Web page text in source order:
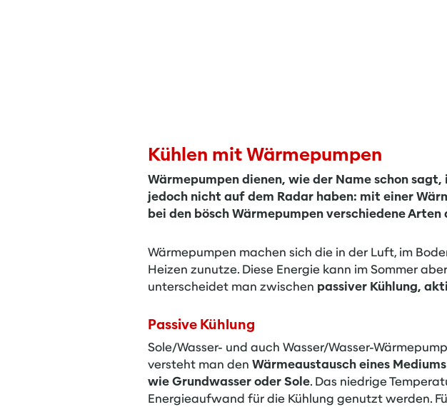
Kühlen mit Wärmepumpen
Wärmepumpen dienen, wie der Name schon
jedoch nicht auf dem Radar haben: mit einer
bei den bösch Wärmepumpen verschiedene Arten
Wärmepumpen machen sich die in der Luft, im
Heizen zunutze. Diese Energie kann im Sommer
unterscheidet man zwischen passiver Kühlung,
Passive Kühlung
Sole/Wasser- und auch Wasser/Wasser-
versteht man den Wärmeaustausch eines
wie Grundwasser oder Sole. Das niedrige
Energieaufwand für die Kühlung genutzt werden.